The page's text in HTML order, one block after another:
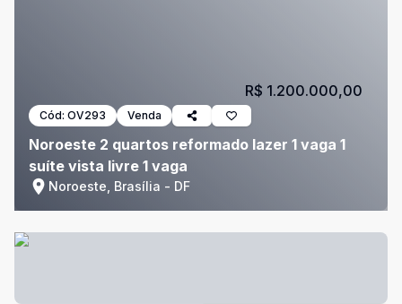
Cód: OV293 Venda
Noroeste 2 quartos reformado lazer 1 vaga 1
suíte vista livre 1 vaga
Noroeste, Brasília - DF
R$ 1.200.000,00